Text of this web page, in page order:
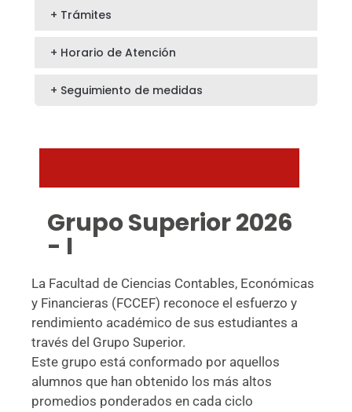
+ Trámites
+ Horario de Atención
+ Seguimiento de medidas
Grupo Superior 2026
- I
La Facultad de Ciencias Contables, Económicas
y Financieras (FCCEF) reconoce el esfuerzo y
rendimiento académico de sus estudiantes a
través del Grupo Superior.
Este grupo está conformado por aquellos
alumnos que han obtenido los más altos
promedios ponderados en cada ciclo